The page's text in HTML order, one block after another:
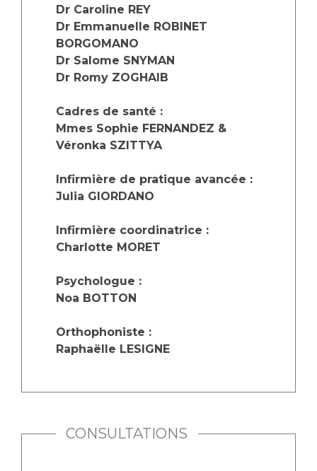
Salon des familles
Transports sanitaires
Vos droits, vos devoirs
Handicap
Handi 13
Accueil sourds et malentendants
Charte Romain Jacob
Activité physique
Cancer
Maladies rares
Les structures de recherche
Écoles et Instituts de Formation
Plateforme des internes
Réseaux de soins
Adresser un examen au Laboratoire de Biologie
Radiologie / Imagerie
Cancérologie
Anatomie et Cytologie Pathologiques
Dr Caroline REY
Dr Emmanuelle ROBINET
BORGOMANO
Dr Salome SNYMAN
Dr Romy ZOGHAIB
Cadres de santé :
Mmes Sophie FERNANDEZ &
Véronka SZITTYA
Infirmière de pratique avancée :
Julia GIORDANO
Infirmière coordinatrice :
Charlotte MORET
Psychologue :
Noa BOTTON
Orthophoniste :
Raphaëlle LESIGNE
CONSULTATIONS